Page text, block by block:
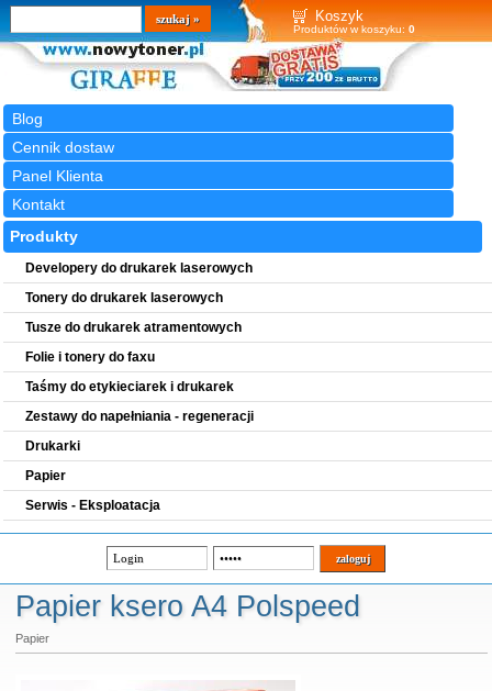
Koszyk
Produktów w koszyku: 0
Blog
Cennik dostaw
Panel Klienta
Kontakt
Wyszukiwarka
szukaj
Produkty
Developery do drukarek laserowych
Tonery do drukarek laserowych
Tusze do drukarek atramentowych
Folie i tonery do faxu
Taśmy do etykieciarek i drukarek
Zestawy do napełniania - regeneracji
Drukarki
Papier
Serwis - Eksploatacja
Papier ksero A4 Polspeed
Papier